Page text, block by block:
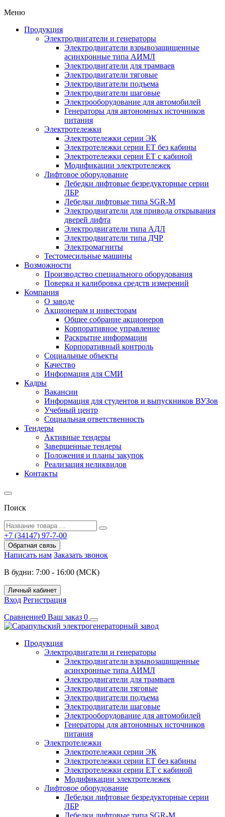
Меню
Продукция
Электродвигатели и генераторы
Электродвигатели взрывозащищенные
асинхронные типа АИМЛ
Электродвигатели для трамваев
Электродвигатели тяговые
Электродвигатели подъема
Электродвигатели шаговые
Электрооборудование для автомобилей
Генераторы для автономных источников
питания
Электротележки
Электротележки серии ЭК
Электротележки серии ЕТ без кабины
Электротележки серии ЕТ с кабиной
Модификации электротележек
Лифтовое оборудование
Лебедки лифтовые безредукторные серии
ЛБР
Лебедки лифтовые типа SGR-M
Электродвигатели для привода открывания
дверей лифта
Электродвигатели типа АДЛ
Электродвигатели типа ДЧР
Электромагниты
Тестомесильные машины
Возможности
Производство специального оборудования
Поверка и калибровка средств измерений
Компания
О заводе
Акционерам и инвесторам
Общее собрание акционеров
Корпоративное управление
Раскрытие информации
Корпоративный контроль
Социальные объекты
Качество
Информация для СМИ
Кадры
Вакансии
Информация для студентов и выпускников ВУЗов
Учебный центр
Социальная ответственность
Тендеры
Активные тендеры
Завершенные тендеры
Положения и планы закупок
Реализация неликвидов
Контакты
Поиск
+7 (34147) 97-7-00
Обратная связь
Написать нам Заказать звонок
В будни: 7:00 - 16:00 (МСК)
Личный кабинет
Вход Регистрация
Сравнение0 Ваш заказ 0
Продукция
Электродвигатели и генераторы
Электродвигатели взрывозащищенные
асинхронные типа АИМЛ
Электродвигатели для трамваев
Электродвигатели тяговые
Электродвигатели подъема
Электродвигатели шаговые
Электрооборудование для автомобилей
Генераторы для автономных источников
питания
Электротележки
Электротележки серии ЭК
Электротележки серии ЕТ без кабины
Электротележки серии ЕТ с кабиной
Модификации электротележек
Лифтовое оборудование
Лебедки лифтовые безредукторные серии
ЛБР
Лебедки лифтовые типа SGR-M